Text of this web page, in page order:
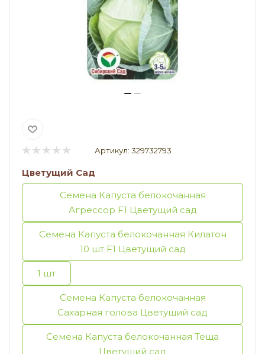
Артикул: 329732793
Цветущий Сад
Семена Капуста белокочанная
Агрессор F1 Цветущий сад
Семена Капуста белокочанная Килатон
10 шт F1 Цветущий сад
1 шт
Семена Капуста белокочанная
Сахарная голова Цветущий сад
Семена Капуста белокочанная Теща
Цветущий сад